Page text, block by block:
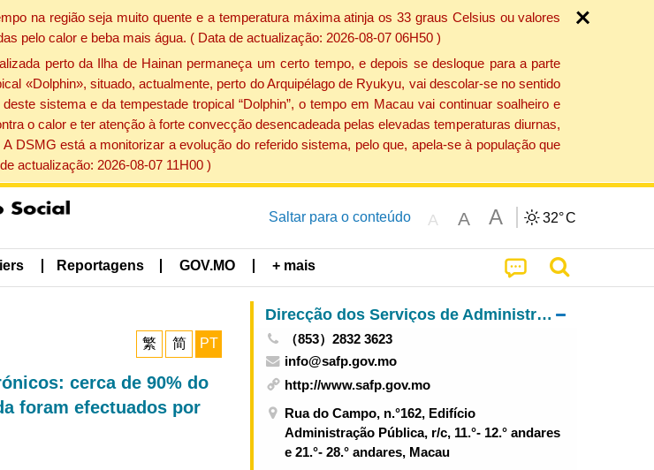
na região seja muito quente e a temperatura máxima atinja os 33 graus Celsius ou valores
pelo calor e beba mais água. ( Data de actualização: 2026-08-07 06H50 )
perto da Ilha de Hainan permaneça um certo tempo, e depois se desloque para a parte
«Dolphin», situado, actualmente, perto do Arquipélago de Ryukyu, vai descolar-se no sentido
sistema e da tempestade tropical “Dolphin”, o tempo em Macau vai continuar soalheiro e
o calor e ter atenção à forte convecção desencadeada pelas elevadas temperaturas diurnas,
DSMG está a monitorizar a evolução do referido sistema, pelo que, apela-se à população que
actualização: 2026-08-07 11H00 )
Saltar para o conteúdo A A A 32°C
Reportagens GOV.MO + mais
繁 简 PT
cerca de 90% do
foram efectuados por
Direcção dos Serviços de Administração e Função Pública
（853）2832 3623
info@safp.gov.mo
http://www.safp.gov.mo
Rua do Campo, n.°162, Edifício
Administração Pública, r/c, 11.°- 12.° andares
e 21.°- 28.° andares, Macau